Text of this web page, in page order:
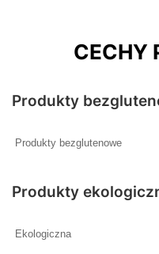
CECHY
Produkty
Produkty bezglutenowe
Produkty
Ekologiczna